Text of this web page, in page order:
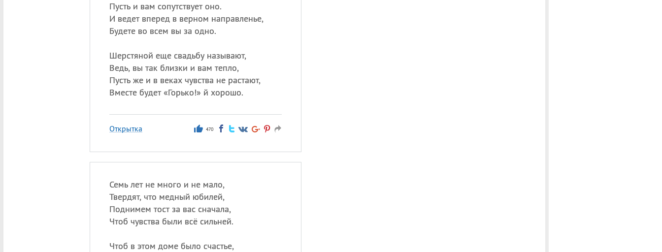
Пусть и вам сопутствует оно.
И ведет вперед в верном направленье,
Будете во всем вы за одно.
Шерстяной еще свадьбу называют,
Ведь, вы так близки и вам тепло,
Пусть же и в веках чувства не растают,
Вместе будет «Горько!» й хорошо.
Открытка 470
Семь лет не много и не мало,
Твердят, что медный юбилей,
Поднимем тост за вас сначала,
Чтоб чувства были всё сильней.
Чтоб в этом доме было счастье,